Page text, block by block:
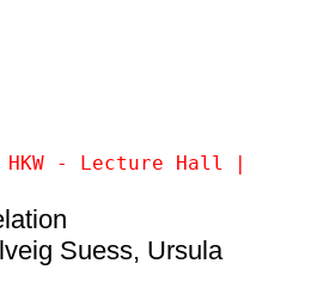
HKW - Lecture Hall
Suess Ursula